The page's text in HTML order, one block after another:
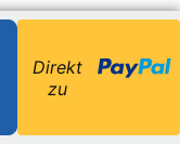
Direkt
zu